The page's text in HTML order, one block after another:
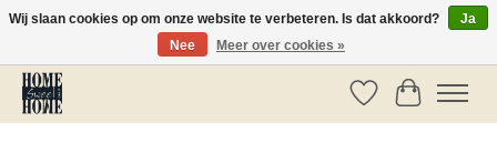
Vóór 14:00 besteld, dezelfde dag verzonden!
Verlanglijst
Wij slaan cookies op om onze website te verbeteren. Is dat akkoord?
Ja
Nee
Meer over cookies »